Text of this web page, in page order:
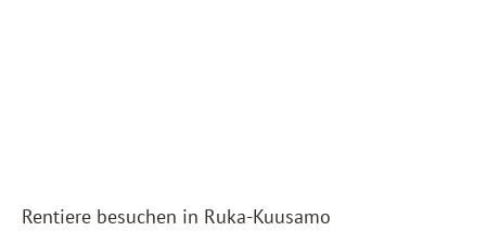
Rentiere besuchen in Ruka-Kuusamo